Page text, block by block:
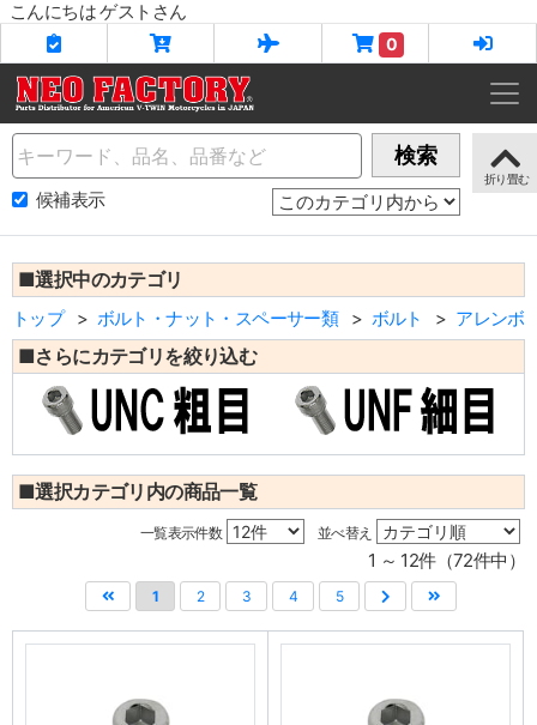
こんにちは ゲストさん
0
Name 検索
候補表示
■選択中のカテゴリ
トップ ボルト・ナット・スペーサー類 ボルト アレンボ
■さらにカテゴリを絞り込む
■選択カテゴリ内の商品一覧
一覧表示件数 並べ替え
1 ～ 12件（72件中）
1 2 3 4 5